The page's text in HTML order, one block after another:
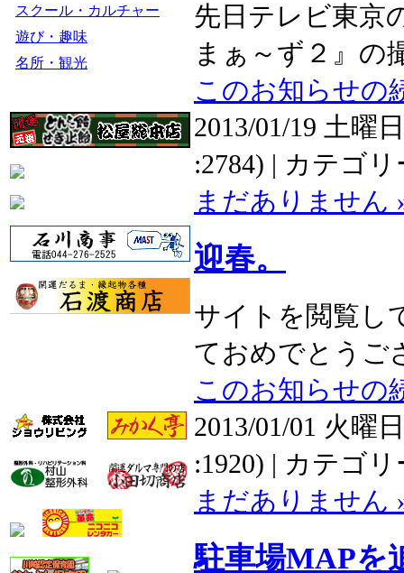
スクール・カルチャー
遊び・趣味
名所・観光
先日テレビ東京
まぁ～ず２』の
このお知らせの
2013/01/19 土曜
:2784) | カテゴ
まだありません
迎春。
サイトを閲覧し
ておめでとうご
このお知らせの
2013/01/01 火曜
:1920) | カテゴ
まだありません
駐車場MAPを